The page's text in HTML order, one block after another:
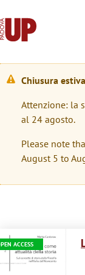
M
e
s
s
a
i
o
Chiusura
Attenzione: la
al 24 agosto.
Please note
August 5 to
ACCESS
Immagine